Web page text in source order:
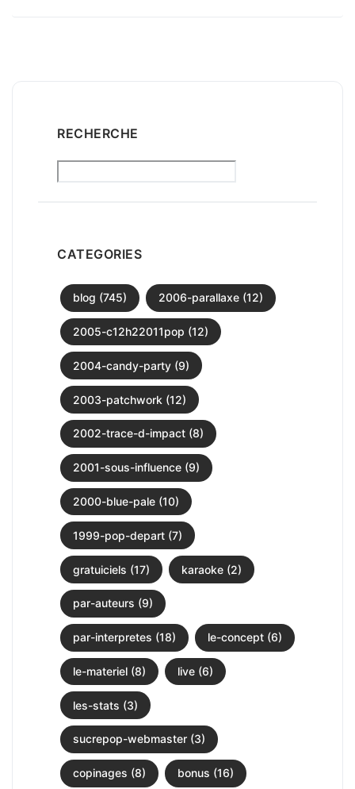
RECHERCHE
CATEGORIES
blog (745) 2006-parallaxe (12)
2005-c12h22011pop (12)
2004-candy-party (9)
2003-patchwork (12)
2002-trace-d-impact (8)
2001-sous-influence (9)
2000-blue-pale (10)
1999-pop-depart (7)
gratuiciels (17) karaoke (2)
par-auteurs (9)
par-interpretes (18) le-concept (6)
le-materiel (8) live (6)
les-stats (3)
sucrepop-webmaster (3)
copinages (8) bonus (16)